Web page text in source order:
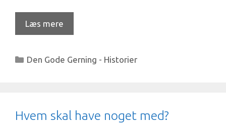
Læs mere
Kategorier
Den Gode Gerning - Historier
Hvem skal have noget med?